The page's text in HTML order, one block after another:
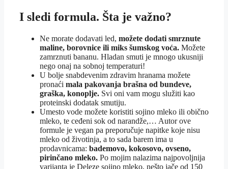
I sledi formula. Šta je važno?
Ne morate dodavati led, možete dodati smrznute
maline, borovnice ili miks šumskog voća. Možete
zamrznuti bananu. Hladan smuti je mnogo ukusniji
nego onaj na sobnoj temperaturi!
U bolje snabdevenim zdravim hranama možete
pronaći mala pakovanja brašna od bundeve,
graška, konoplje. Svi oni vam mogu služiti kao
proteinski dodatak smutiju.
Umesto vode možete koristiti sojino mleko ili obično
mleko, te ceđeni sok od narandže,… Autor ove
formule je vegan pa preporučuje napitke koje nisu
mleko od životinja, a to sada barem ima u
prodavnicama: bademovo, kokosovo, ovseno,
pirinčano mleko. Po mojim nalazima najpovoljnija
varijanta je Deleze sojino mleko, nešto jače od 150